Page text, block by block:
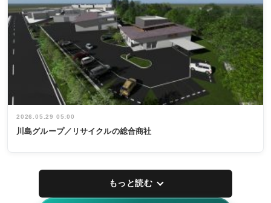
2026.05.29 05:00
川島グループ／リサイクルの総合商社
もっと読む